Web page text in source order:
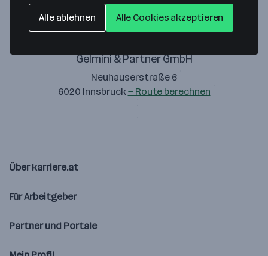
Gelmini & Partner GmbH
Neuhauserstraße 6
6020 Innsbruck— Route berechnen
Über karriere.at
Für Arbeitgeber
Partner und Portale
Alle ablehnen Alle Cookies akzeptieren